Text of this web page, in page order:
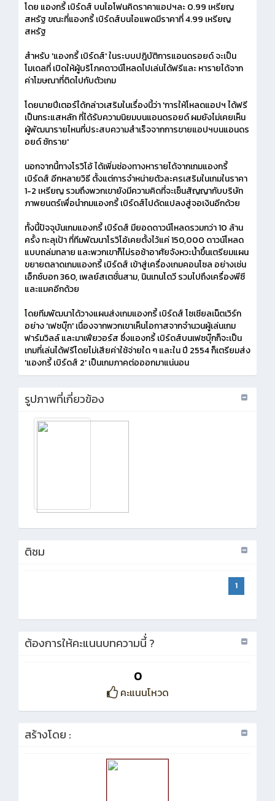
โดย แองกรี้ เบิร์ดส์ บนไอโฟนคิดราคาแอปฯละ 0.99 เหรียญ
สหรัฐ ขณะที่แองกรี้ เบิร์ดส์บนไอแพดมีราคาที่ 4.99 เหรียญ
สหรัฐ
สำหรับ 'แองกรี้ เบิร์ดส์' ในระบบปฎิบัติการแอนดรอยด์ จะเป็น
โมเดลที่ เปิดให้ผู้บริโภคดาวน์โหลดไปเล่นได้ฟรีและ หารายได้จาก
ค่าโฆษณาที่ติดไปกับตัวเกม
โดยนายปีเตอร์ได้กล่าวเสริมในเรื่องนี้ว่า 'การให้โหลดแอปฯ ได้ฟรี
เป็นกระแสหลัก ที่ได้รับความนิยมบนแอนดรอยด์ ผมยังไม่เคยเห็น
ผู้พัฒนารายไหนที่ประสบความสำเร็จจากการขายแอปฯบนแอนดร
อยด์ ซักราย'
นอกจากนี้ทางโรวิโอ้ ได้เพิ่มช่องทางหารายได้จากเกมแองกรี้
เบิร์ดส์ อีกหลายวิธี ตั้งแต่การจำหน่ายตัวละครเสริมในเกมในราคา
1-2 เหรียญ รวมถึงพวกเขายังมีความคิดที่จะเซ็นสัญญากับบริษัท
ภาพยนตร์เพื่อนำกมแองกรี้ เบิร์ดส์ไปดัดแปลงสู่จอเงินอีกด้วย
ทั้งนี้ปัจจุบันเกมแองกรี้ เบิร์ดส์ มียอดดาวน์โหลดรวมกว่า 10 ล้าน
ครั้ง ทะลุเป้า ที่ทีมพัฒนาโรวิโอ้เคยตั้งไว้แค่ 150,000 ดาวน์โหลด
แบบถล่มทลาย และพวกเขาก็ไม่รอช้าอาศัยจังหวะน้ำขึ้นเตรียมแผน
ขยายตลาดเกมแองกรี้ เบิร์ดส์ เข้าสู่เครื่องเกมคอนโซล อย่างเช่น
เอ็กซ์บอก 360, เพลย์สเตชั่นสาม, นินเทนโดวี รวมไปถึงเครื่องพีซี
และแมคอีกด้วย
โดยทีมพัฒนาได้วางแผนส่งเกมแองกรี้ เบิร์ดส์ โซเชียลเน็ตเวิร์ก
อย่าง 'เฟซบุ๊ก' เนื่องจากพวกเขาเห็นโอกาสจากจำนวนผู้เล่นเกม
ฟาร์มวิลล์ และมาเฟียวอร์ส ซึ่งแองกรี้ เบิร์ดส์บนเฟซบุ๊กก็จะเป็น
เกมที่เล่นได้ฟรีโดยไม่เสียค่าใช้จ่ายใด ๆ และใน ปี 2554 ก็เตรียมส่ง
'แองกรี้ เบิร์ดส์ 2' เป็นเกมภาคต่อออกมาแน่นอน
รูปภาพที่เกี่ยวข้อง
ติชม
1
ต้องการให้คะแนนบทความนี้่ ?
0
คะแนนโหวด
สร้างโดย :